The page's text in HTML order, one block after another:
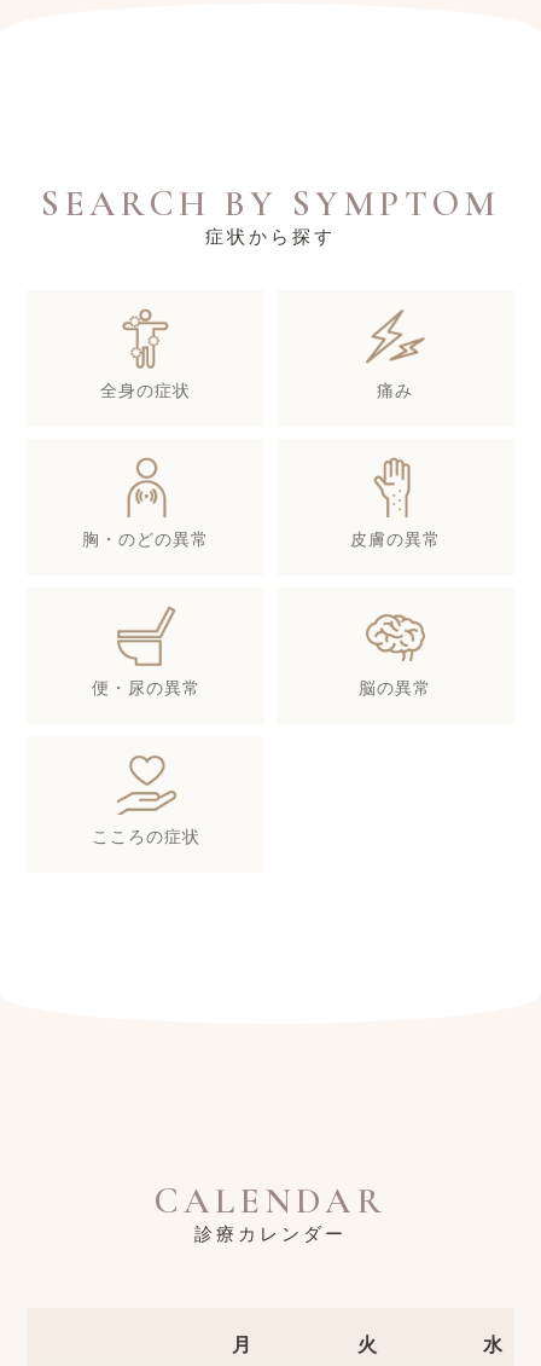
SEARCH BY SYMPTOM
症状から探す
全身の症状 痛み
胸・のどの異常 皮膚の異常
便・尿の異常 脳の異常
こころの症状
CALENDAR
診療カレンダー
月 火 水